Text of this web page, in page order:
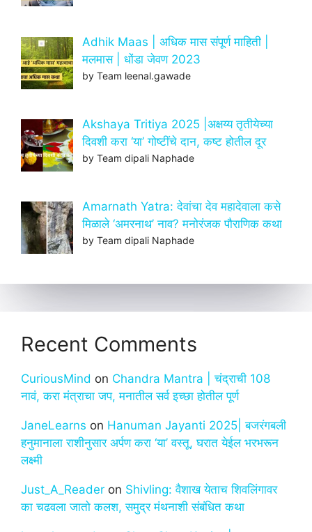
Adhik Maas | अधिक मास संपूर्ण माहिती |
मलमास | धोंडा जेवण 2023
by Team leenal.gawade
Akshaya Tritiya 2025 |अक्षय्य तृतीयेच्या
दिवशी करा ‘या’ गोष्टींचे दान, कष्ट होतील दूर
by Team dipali Naphade
Amarnath Yatra: देवांचा देव महादेवाला कसे
मिळाले ‘अमरनाथ’ नाव? मनोरंजक पौराणिक कथा
by Team dipali Naphade
Recent Comments
CuriousMind on Chandra Mantra | चंद्राची 108
नावं, करा मंत्राचा जप, मनातील सर्व इच्छा होतील पूर्ण
JaneLearns on Hanuman Jayanti 2025| बजरंगबली
हनुमानाला राशीनुसार अर्पण करा ‘या’ वस्तू, घरात येईल भरभरून
लक्ष्मी
Just_A_Reader on Shivling: वैशाख येताच शिवलिंगावर
का चढवला जातो कलश, समुद्र मंथनाशी संबंधित कथा